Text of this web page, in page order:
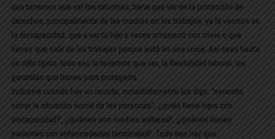
que tenemos que ver las reformas, tiene que ver en la protección de
derechos, principalmente de las madres en los trabajos, ya lo vivimos en
la discapacidad, que a ver tu hijo a veces amaneció con crisis o que
tienes que salir de los trabajos porque está en una crisis. Así seas hasta
un niño típico, todo eso lo tenemos que ver, la flexibilidad laboral, las
garantías que tienes para protegerte.
Inclusive cuando hay un recorte, inmediatamente les digo: “necesito
saber la situación social de las personas”, ¿quién tiene hijos con
discapacidad?, ¿quiénes son madres solteras?, ¿quiénes tienen
parientes con enfermedades terminales?. Todo eso hay que